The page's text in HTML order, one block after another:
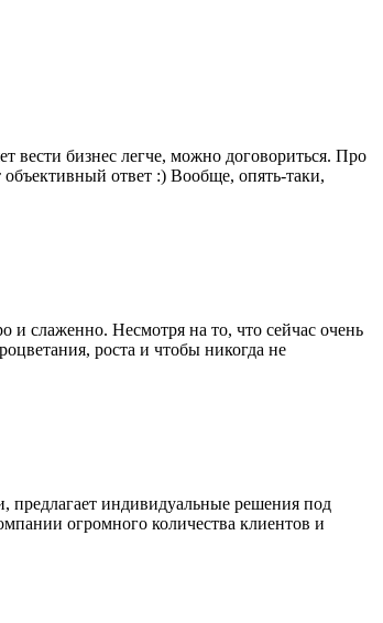
вести бизнес легче, можно договориться. Про
объективный ответ :) Вообще, опять-таки,
и слаженно. Несмотря на то, что сейчас очень
роста и чтобы никогда не
индивидуальные решения под
огромного количества клиентов и